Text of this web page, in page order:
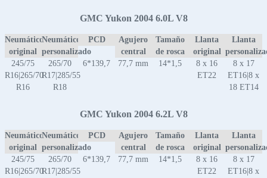
GMC Yukon 2004 6.0L V8
Neumático
original
Neumático
personalizado
PCD
Agujero
central
Tamaño
de rosca
Llanta
original
Llanta
245/75
R16|265/70
R16
265/70
R17|285/55
R18
6*139,7 77,7 mm 14*1,5
8 x 16
ET22
8 x 17
ET16|8 x
18 ET14
GMC Yukon 2004 6.2L V8
Neumático
original
Neumático
personalizado
PCD
Agujero
central
Tamaño
de rosca
Llanta
original
Llanta
245/75
R16|265/70
265/70
R17|285/55
6*139,7 77,7 mm 14*1,5
8 x 16
ET22
8 x 17
ET16|8 x